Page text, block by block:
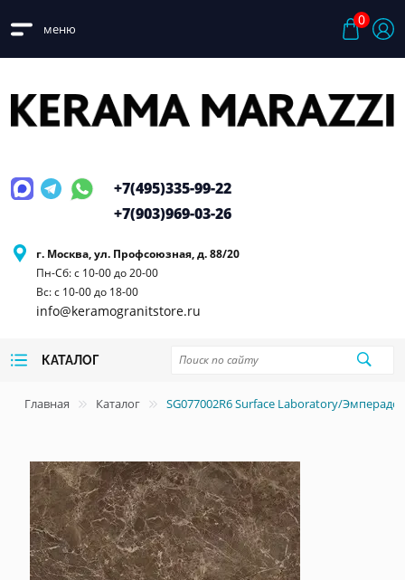
меню
0
г. Москва, ул. Профсоюзная, д. 88/20
Пн-Сб: с 10-00 до 20-00
Вс: с 10-00 до 18-00
info@keramogranitstore.ru
+7(495)335-99-22
+7(903)969-03-26
КАТАЛОГ
Главная Каталог SG077002R6 Surface Laboratory/